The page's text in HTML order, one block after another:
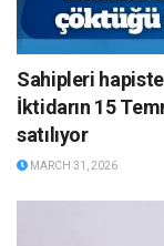
Sahipleri
İktidarın 15
satılıyor
MARCH 31, 2026